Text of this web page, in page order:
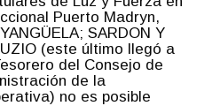
Puerto Madryn,
SARDON Y
(este último llegó a
del Consejo de
de la
no es posible